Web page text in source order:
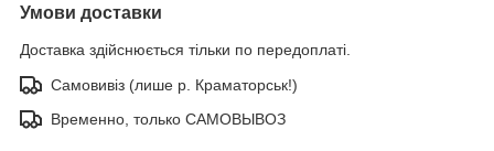
Умови доставки
Доставка здійснюється тільки по передоплаті.
Самовивіз (лише р. Краматорськ!)
Временно, только САМОВЫВОЗ